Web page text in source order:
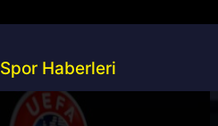
Spor Haberleri